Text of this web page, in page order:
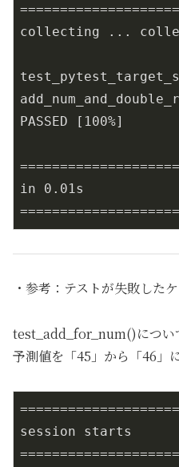
collecting ...
PASSED [100%]
in 0.01s
・参考：テストが失敗した
test_add_for_num()につ
予測値を「45」から「46」
session starts